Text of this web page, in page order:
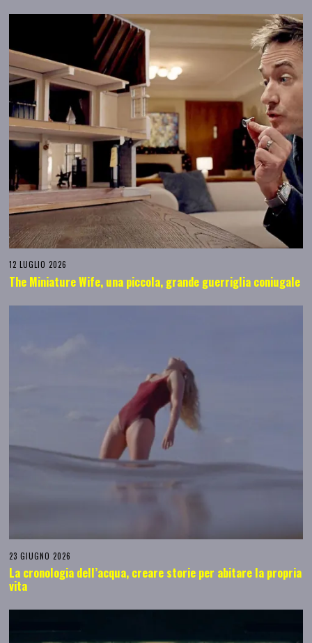
12 LUGLIO 2026
The Miniature Wife, una piccola, grande guerriglia coniugale
23 GIUGNO 2026
La cronologia dell’acqua, creare storie per abitare la propria
vita